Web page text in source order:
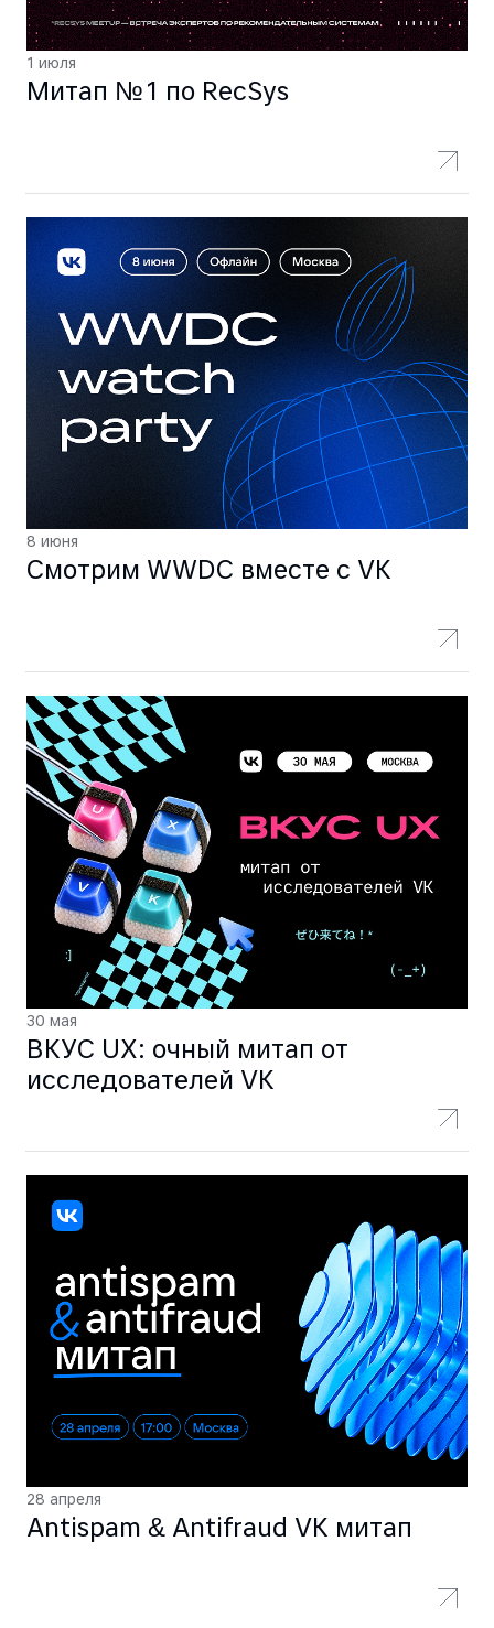
1 июля
Митап № 1 по RecSys
8 июня
Смотрим WWDC вместе с VK
30 мая
ВКУС UX: очный митап от
исследователей VK
28 апреля
Antispam & Antifraud VK митап